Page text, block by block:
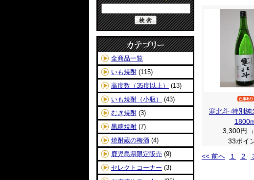
商品検索
商品カテゴリ
全商品一覧
いも焼酎 (115)
高度数（35度以上）
(13)
いも焼酎（小瓶）
(43)
むぎ焼酎 (3)
黒糖焼酎 (7)
焼酎蔵の梅酒 (4)
鹿児島県限定販売 (9)
セレクトコーナー (3)
寒北斗 特別
3,300円
33ポイ
<< 前へ
１ ２